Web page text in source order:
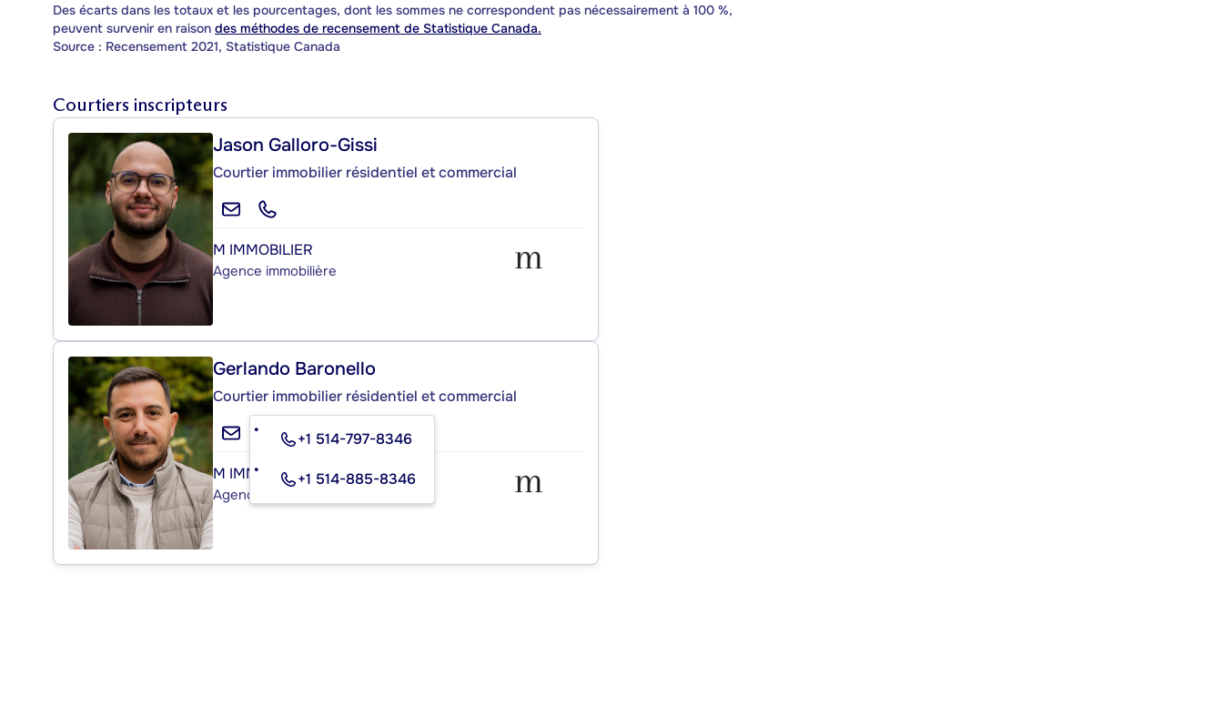
Des écarts dans les totaux et les pourcentages, dont les sommes ne correspondent pas nécessairement à 100 %,
peuvent survenir en raison des méthodes de recensement de Statistique Canada.
Source : Recensement 2021, Statistique Canada
Courtiers inscripteurs
Jason Galloro-Gissi
Courtier immobilier résidentiel et commercial
M IMMOBILIER
Agence immobilière
Gerlando Baronello
Courtier immobilier résidentiel et commercial
+1 514-797-8346
+1 514-885-8346
M IMMOBILIER
Agence immobilière